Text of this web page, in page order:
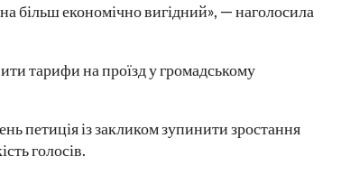
більш економічно вигідний», — наголосила
тарифи на проїзд у громадському
петиція із закликом зупинити зростання
голосів.